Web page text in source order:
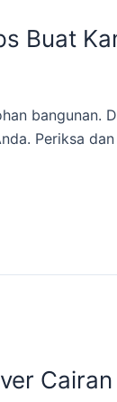
Buat
bangunan.
Periksa
Cairan